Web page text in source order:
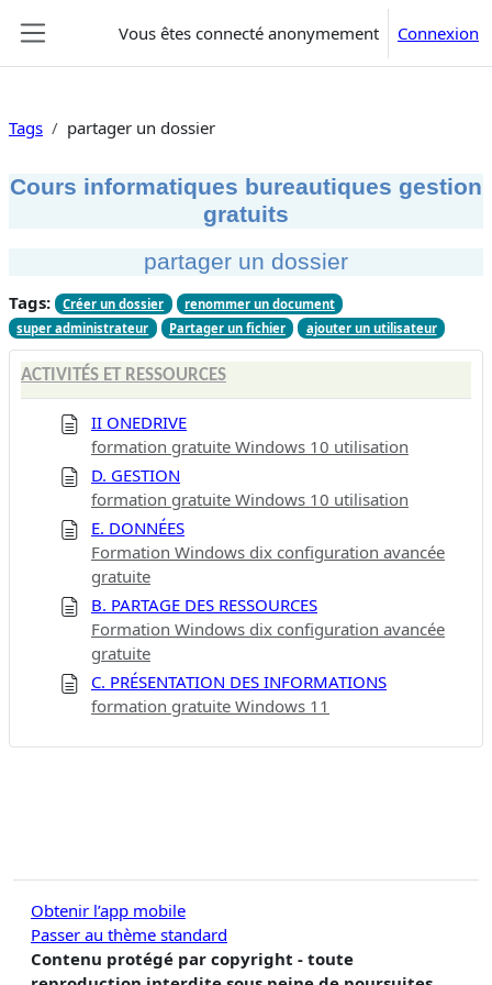
Vous êtes connecté anonymement Connexion
Tags partager un dossier
Cours informatiques bureautiques gestion
gratuits
partager un dossier
Tags: Créer un dossier
renommer un document
super administrateur
Partager un fichier ajouter un utilisateur
ACTIVITÉS ET RESSOURCES
II ONEDRIVE
formation gratuite Windows 10 utilisation
D. GESTION
formation gratuite Windows 10 utilisation
E. DONNÉES
Formation Windows dix configuration avancée
gratuite
B. PARTAGE DES RESSOURCES
Formation Windows dix configuration avancée
gratuite
C. PRÉSENTATION DES INFORMATIONS
formation gratuite Windows 11
Obtenir l’app mobile
Passer au thème standard
Contenu protégé par copyright - toute